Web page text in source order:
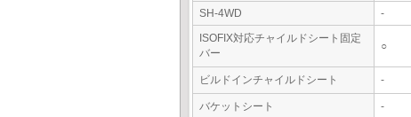
SH-4WD
-
ISOFIX対応チャイルドシート固定
バー
○
ビルドインチャイルドシート -
バケットシート -